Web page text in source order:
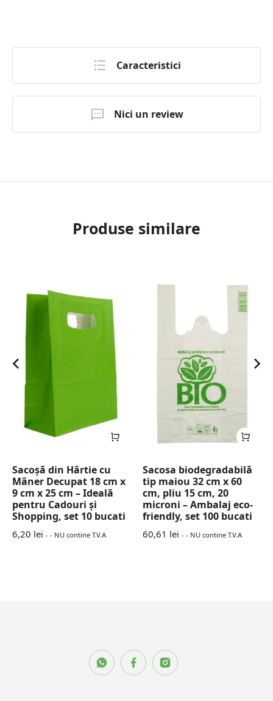
Caracteristici
Nici un review
Produse similare
Sacoșă din Hârtie cu
Mâner Decupat 18 cm x
9 cm x 25 cm – Ideală
pentru Cadouri și
Shopping, set 10 bucati
6,20 lei - - NU contine T.V.A
Sacosa biodegradabilă
tip maiou 32 cm x 60
cm, pliu 15 cm, 20
microni – Ambalaj eco-
friendly, set 100 bucati
60,61 lei - - NU contine T.V.A